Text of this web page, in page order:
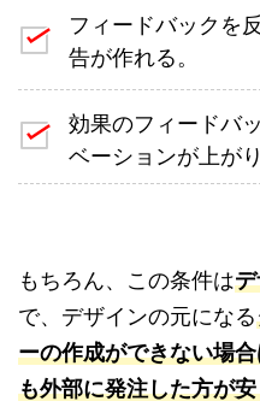
フィードバックを
告が作れる。
効果のフィードバ
ベーションが上が
もちろん、この条件は
で、デザインの元になる
ーの作成ができない場
も外部に発注した方が